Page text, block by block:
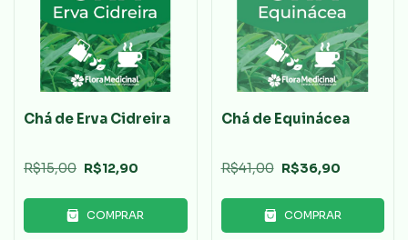
Chá de Erva Cidreira
R$15,00 R$12,90
COMPRAR
Chá de Equinácea
R$41,00 R$36,90
COMPRAR